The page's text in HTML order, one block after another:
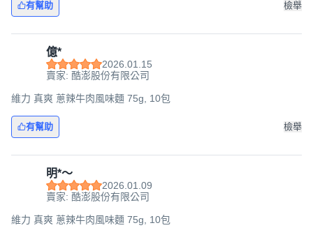
有幫助 檢舉
億*
2026.01.15
賣家: 酷澎股份有限公司
維力 真爽 蔥辣牛肉風味麵 75g, 10包
有幫助 檢舉
明*～
2026.01.09
賣家: 酷澎股份有限公司
維力 真爽 蔥辣牛肉風味麵 75g, 10包